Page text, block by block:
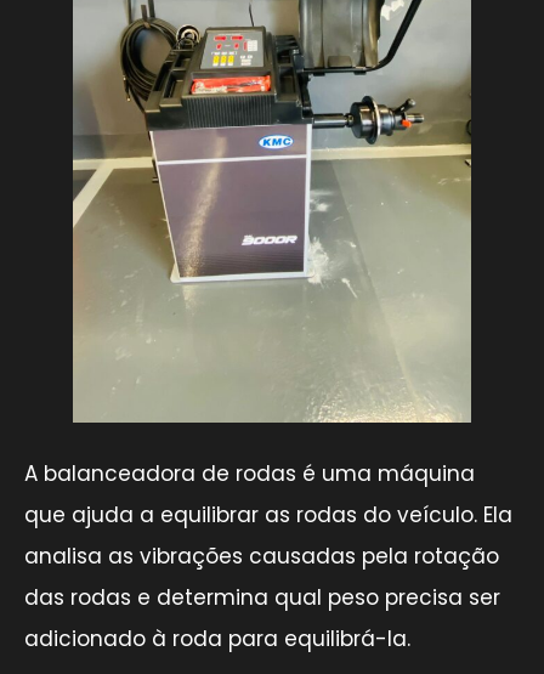
A balanceadora de rodas é uma máquina
que ajuda a equilibrar as rodas do veículo. Ela
analisa as vibrações causadas pela rotação
das rodas e determina qual peso precisa ser
adicionado à roda para equilibrá-la.